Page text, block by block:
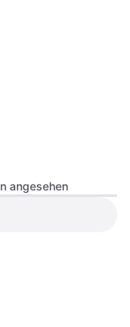
Pack Kettensägen
angesehen